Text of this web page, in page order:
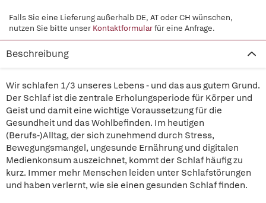
Falls Sie eine Lieferung außerhalb DE, AT oder CH wünschen,
nutzen Sie bitte unser Kontaktformularfür eine Anfrage.
Beschreibung
Wir schlafen 1/3 unseres Lebens - und das aus gutem Grund.
Der Schlaf ist die zentrale Erholungsperiode für Körper und
Geist und damit eine wichtige Voraussetzung für die
Gesundheit und das Wohlbefinden. Im heutigen
(Berufs-)Alltag, der sich zunehmend durch Stress,
Bewegungsmangel, ungesunde Ernährung und digitalen
Medienkonsum auszeichnet, kommt der Schlaf häufig zu
kurz. Immer mehr Menschen leiden unter Schlafstörungen
und haben verlernt, wie sie einen gesunden Schlaf finden.